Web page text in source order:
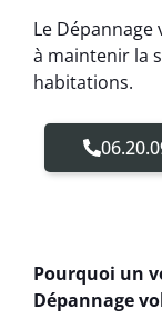
Le
à maintenir la
habitations.
Pourquoi un
Dépannage